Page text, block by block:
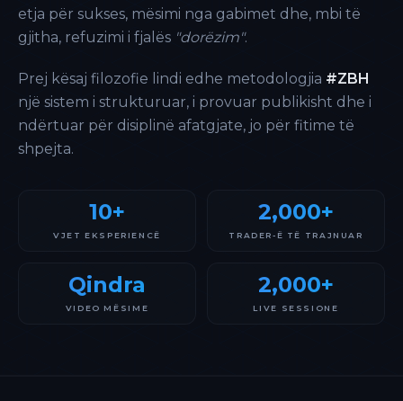
etja për sukses, mësimi nga gabimet dhe, mbi të
gjitha, refuzimi i fjalës "dorëzim".
Prej kësaj filozofie lindi edhe metodologjia #ZBH
një sistem i strukturuar, i provuar publikisht dhe i
ndërtuar për disiplinë afatgjate, jo për fitime të
shpejta.
10+
VJET EKSPERIENCË
2,000+
TRADER-Ë TË TRAJNUAR
Qindra
VIDEO MËSIME
2,000+
LIVE SESSIONE